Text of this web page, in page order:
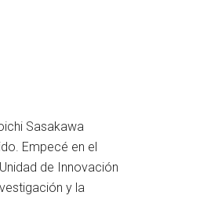
Sasakawa
Empecé en el
de Innovación
y la